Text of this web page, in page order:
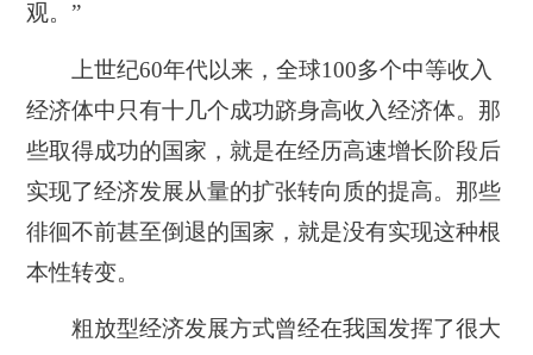
观。”
上世纪60年代以来，全球100多个中等收入
经济体中只有十几个成功跻身高收入经济体。那
些取得成功的国家，就是在经历高速增长阶段后
实现了经济发展从量的扩张转向质的提高。那些
徘徊不前甚至倒退的国家，就是没有实现这种根
本性转变。
粗放型经济发展方式曾经在我国发挥了很大